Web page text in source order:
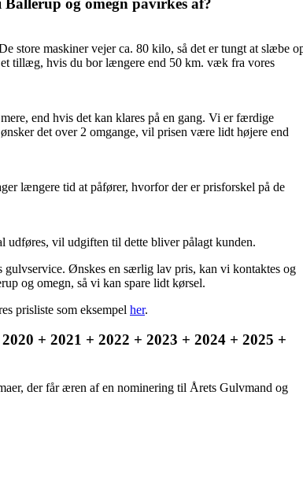
og omegn påvirkes af?
store maskiner vejer ca. 80 kilo, så det er tungt at slæbe
tillæg, hvis du bor længere end 50 km. væk fra vores
end hvis det kan klares på en gang. Vi er færdige
det over 2 omgange, vil prisen være lidt højere end
længere tid at påfører, hvorfor der er prisforskel på de
udføres, vil udgiften til dette bliver pålagt kunden.
Ønskes en særlig lav pris, kan vi kontaktes og
og omegn, så vi kan spare lidt kørsel.
prisliste som eksempel her.
+ 2021 + 2022 + 2023 + 2024 + 2025 +
der får æren af en nominering til Årets Gulvmand og